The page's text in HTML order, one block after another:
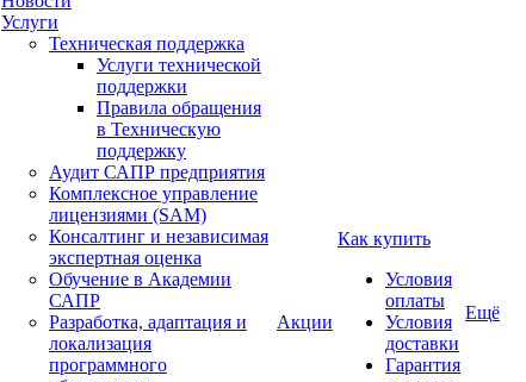
Услуги
Техническая поддержка
Услуги технической
поддержки
Правила обращения
в Техническую
поддержку
Аудит САПР предприятия
Комплексное управление
лицензиями (SAM)
Консалтинг и независимая
экспертная оценка
Обучение в Академии
САПР
Разработка, адаптация и
локализация
программного
Акции
Как купить
Условия
оплаты
Условия
доставки
Гарантия
Ещё